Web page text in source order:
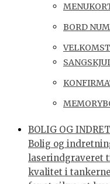
BORD
BOLIG OG
Bolig og
laserindgraveret
kvalitet i